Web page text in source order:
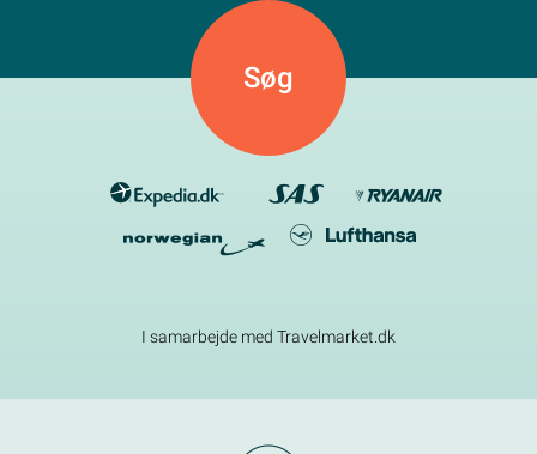
5
I samarbejde med Travelmarket.dk